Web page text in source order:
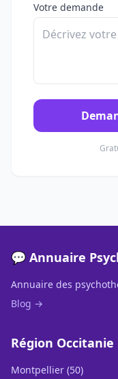
Votre demande
💬 Annuaire
Annuaire des
Blog →
Région Occitanie
Montpellier (50)